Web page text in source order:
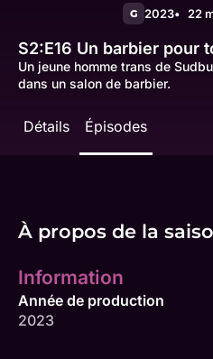
G 2023 22
S2:E16 Un barbier pour
Un jeune homme trans de
dans un salon de barbier.
Détails Épisodes
À propos de la
Information
Année de production
2023